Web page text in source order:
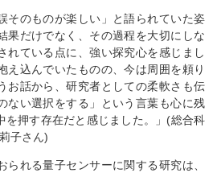
そのものが楽しい」と語られていた姿
果だけでなく、その過程を大切にしな
れている点に、強い探究心を感じまし
え込んでいたものの、今は周囲を頼り
お話から、研究者としての柔軟さも伝
ない選択をする」という言葉も心に残
を押す存在だと感じました。」(総合科
子さん)
られる量子センサーに関する研究は、